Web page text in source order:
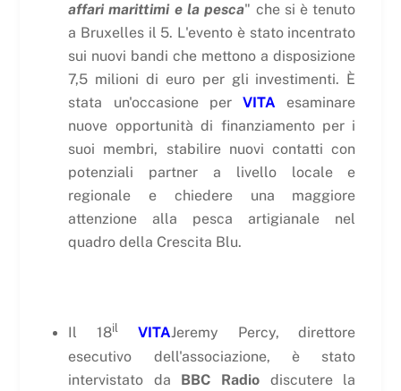
affari marittimi e la pesca" che si è tenuto
a Bruxelles il 5. L'evento è stato incentrato
sui nuovi bandi che mettono a disposizione
7,5 milioni di euro per gli investimenti. È
stata un'occasione perVITA esaminare
nuove opportunità di finanziamento per i
suoi membri, stabilire nuovi contatti con
potenziali partner a livello locale e
regionale e chiedere una maggiore
attenzione alla pesca artigianale nel
quadro della Crescita Blu.
Il 18il VITAJeremy Percy, direttore
esecutivo dell'associazione, è stato
intervistato da BBC Radio discutere la